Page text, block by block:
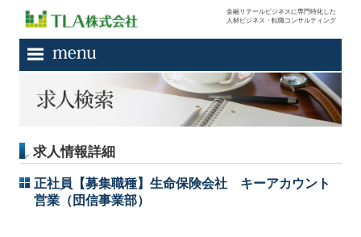
金融リテールビジネスに専門特化した
人材ビジネス・転職コンサルティング
求人情報詳細
正社員【募集職種】生命保険会社 キーアカウント
営業（団信事業部）